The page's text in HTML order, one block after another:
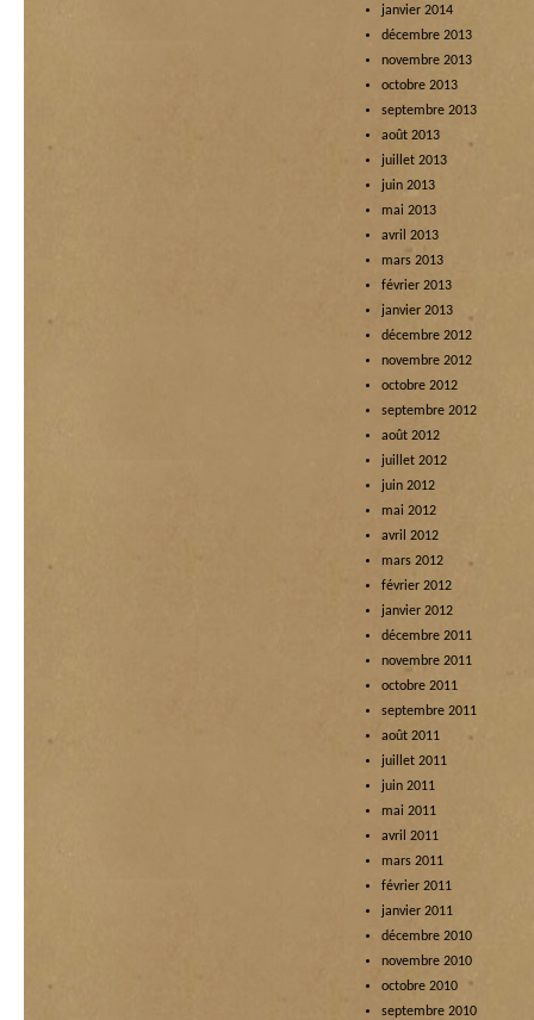
janvier 2014
décembre 2013
novembre 2013
octobre 2013
septembre 2013
août 2013
juillet 2013
juin 2013
mai 2013
avril 2013
mars 2013
février 2013
janvier 2013
décembre 2012
novembre 2012
octobre 2012
septembre 2012
août 2012
juillet 2012
juin 2012
mai 2012
avril 2012
mars 2012
février 2012
janvier 2012
décembre 2011
novembre 2011
octobre 2011
septembre 2011
août 2011
juillet 2011
juin 2011
mai 2011
avril 2011
mars 2011
février 2011
janvier 2011
décembre 2010
novembre 2010
octobre 2010
septembre 2010